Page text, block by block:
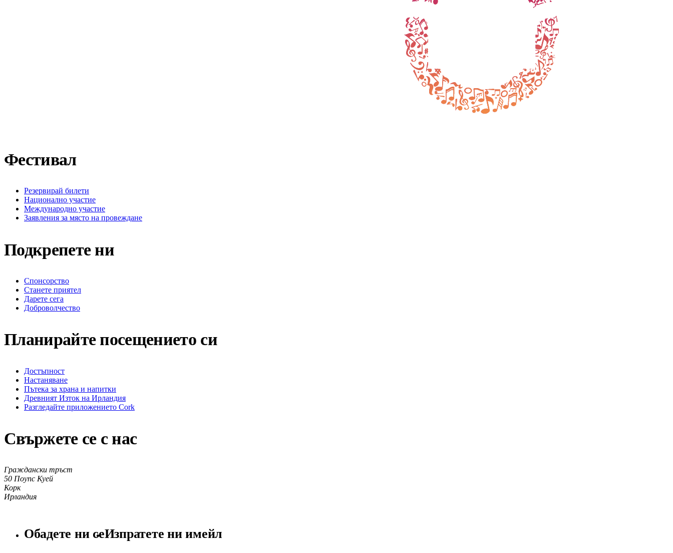
Фестивал
Резервирай билети
Национално участие
Международно участие
Заявления за място на провеждане
Подкрепете ни
Спонсорство
Станете приятел
Дарете сега
Доброволчество
Планирайте посещението си
Достъпност
Настаняване
Пътека за храна и напитки
Древният Изток на Ирландия
Разгледайте приложението Cork
Свържете се с нас
Граждански тръст
50 Поупс Куей
Корк
Ирландия
Обадете ни сеИзпратете ни имейл